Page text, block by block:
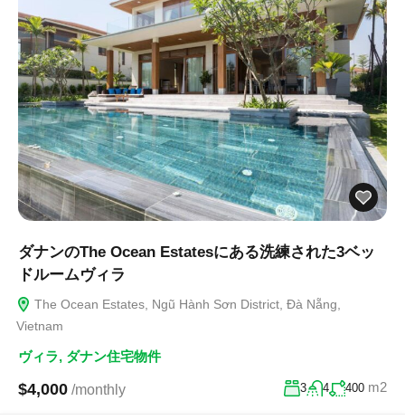
ダナンのThe Ocean Estatesにある洗練された3ベッ
ドルームヴィラ
The Ocean Estates, Ngũ Hành Sơn District, Đà Nẵng,
Vietnam
ヴィラ, ダナン住宅物件
$4,000 /monthly 3 4 400 m2